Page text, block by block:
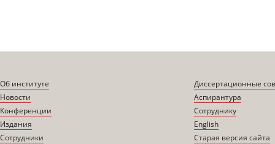
Об институте
Новости
Конференции
Издания
Сотрудники
Диссертационные
Аспирантура
Сотруднику
English
Старая версия сайта